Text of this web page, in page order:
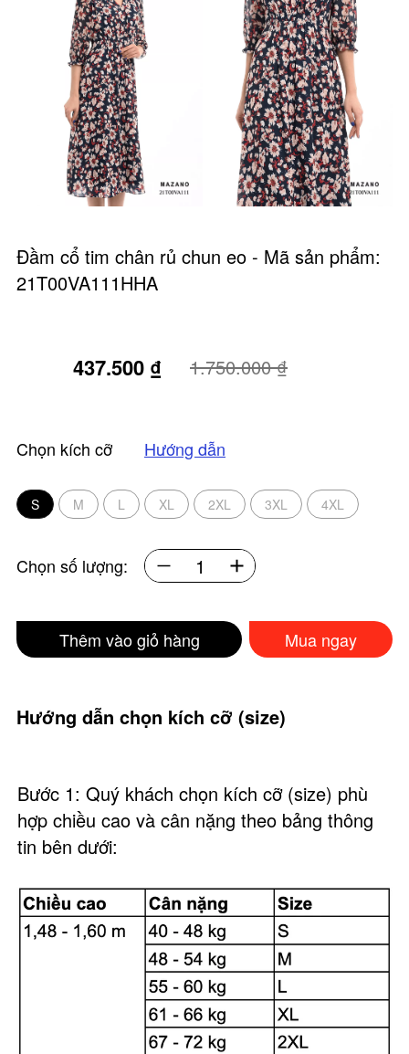
437.500 ₫
Đầm cổ tim chân rủ chun eo - Mã sản phẩm:
21T00VA111HHA
Hướng dẫn
S M L XL 2XL 3XL 4XL
Thêm vào giỏ hàng
Chọn kích cỡ
Mua ngay
Chọn số lượng:
1.750.000 ₫
Hướng dẫn chọn kích cỡ (size)
Bước 1: Quý khách chọn kích cỡ (size) phù
hợp chiều cao và cân nặng theo bảng thông
tin bên dưới: